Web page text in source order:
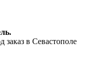
в Севастополе